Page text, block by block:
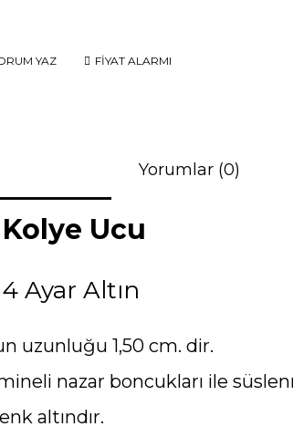
YAZ FİYAT ALARMI
Yorumlar (0)
Ucu
Ayar Altın
uzunluğu 1,50 cm. dir.
nazar boncukları ile
altındır.